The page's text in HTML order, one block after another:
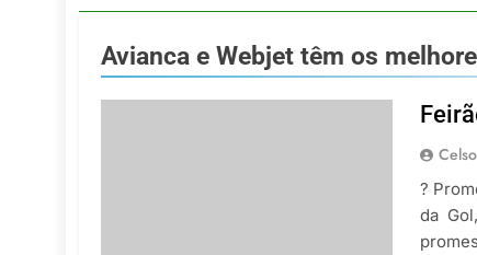
Turismo
Toda a
Por
4 De Agosto
Avianca e Webjet têm os
?
da